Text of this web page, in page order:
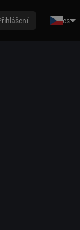
Přihlášení cs